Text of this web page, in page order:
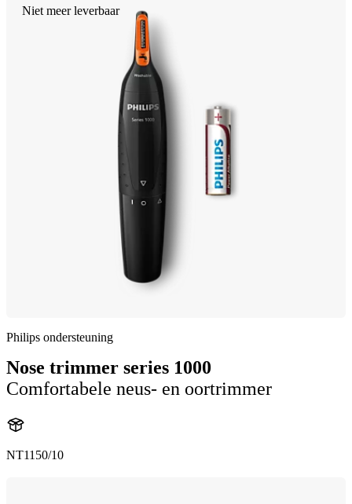
Niet meer leverbaar
Philips ondersteuning
Nose trimmer series 1000
Comfortabele neus- en oortrimmer
NT1150/10